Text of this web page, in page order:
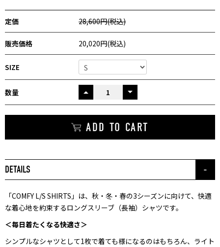
定価 28,600円(税込)
販売価格 20,020円(税込)
SIZE
数量
ADD TO CART
DETAILS
「COMFY L/S SHIRTS」は、秋・冬・春の3シーズンに向けて、快適
な着心地を約束するロングスリーブ（長袖）シャツです。
＜毎日着たくなる快適さ＞
シンプルなシャツとして1枚で着ても様になるのはもちろん、ライト